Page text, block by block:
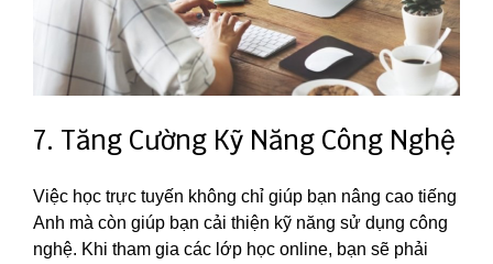
7. Tăng Cường Kỹ Năng Công Nghệ
Việc học trực tuyến không chỉ giúp bạn nâng cao tiếng
Anh mà còn giúp bạn cải thiện kỹ năng sử dụng công
nghệ. Khi tham gia các lớp học online, bạn sẽ phải